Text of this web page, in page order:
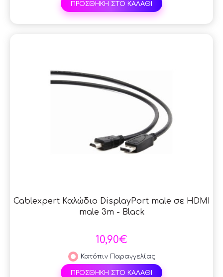
ΠΡΟΣΘΗΚΗ ΣΤΟ ΚΑΛΑΘΙ
Cablexpert Καλώδιο DisplayPort male σε HDMI
male 3m - Black
10,90€
Κατόπιν Παραγγελίας
ΠΡΟΣΘΗΚΗ ΣΤΟ ΚΑΛΑΘΙ